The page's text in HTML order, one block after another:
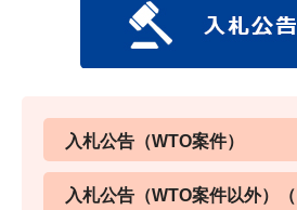
入札公告（WTO案件）
入札公告（WTO案件以外）